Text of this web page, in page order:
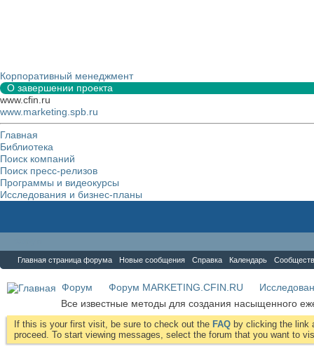
Корпоративный менеджмент
О завершении проекта
www.cfin.ru
www.marketing.spb.ru
Главная
Библиотека
Поиск компаний
Поиск пресс-релизов
Программы и видеокурсы
Исследования и бизнес-планы
Главная страница форума Новые сообщения Справка Календарь
Форум Форум MARKETING.CFIN.RU
Все известные методы для создания насыщенного
If this is your first visit, be sure to check out the FAQ by clicking the link
proceed. To start viewing messages, select the forum that you want to